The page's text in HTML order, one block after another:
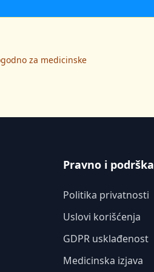
za medicinske
Pravno i podrška
Politika privatnosti
Uslovi korišćenja
GDPR usklađenost
Medicinska izjava